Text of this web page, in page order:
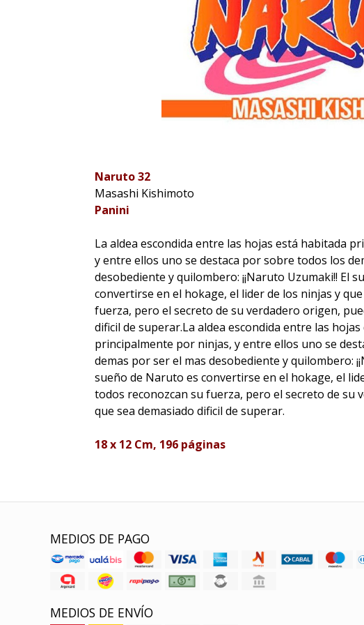
Naruto 32
Masashi Kishimoto
Panini
La aldea escondida entre las hojas está habitada
y entre ellos uno se destaca por sobre todos los
desobediente y quilombero: ¡¡Naruto Uzumaki!! El
convertirse en el hokage, el lider de los ninjas y
fuerza, pero el secreto de su verdadero origen,
dificil de superar.La aldea escondida entre las
principalmente por ninjas, y entre ellos uno se
demas por ser el mas desobediente y quilombero:
sueño de Naruto es convertirse en el hokage, el
todos reconozcan su fuerza, pero el secreto de su
que sea demasiado dificil de superar.
18 x 12 Cm, 196 páginas
MEDIOS DE PAGO
MEDIOS DE ENVÍO